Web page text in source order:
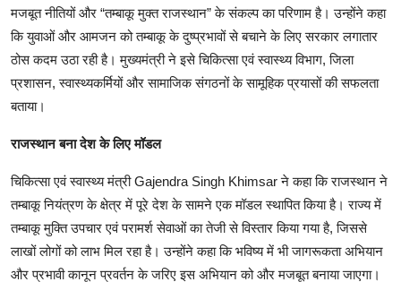
मजबूत नीतियों और “तम्बाकू मुक्त राजस्थान” के संकल्प का परिणाम है। उन्होंने कहा
कि युवाओं और आमजन को तम्बाकू के दुष्प्रभावों से बचाने के लिए सरकार लगातार
ठोस कदम उठा रही है। मुख्यमंत्री ने इसे चिकित्सा एवं स्वास्थ्य विभाग, जिला
प्रशासन, स्वास्थ्यकर्मियों और सामाजिक संगठनों के सामूहिक प्रयासों की सफलता
बताया।
राजस्थान बना देश के लिए मॉडल
चिकित्सा एवं स्वास्थ्य मंत्री Gajendra Singh Khimsar ने कहा कि राजस्थान ने
तम्बाकू नियंत्रण के क्षेत्र में पूरे देश के सामने एक मॉडल स्थापित किया है। राज्य में
तम्बाकू मुक्ति उपचार एवं परामर्श सेवाओं का तेजी से विस्तार किया गया है, जिससे
लाखों लोगों को लाभ मिल रहा है। उन्होंने कहा कि भविष्य में भी जागरूकता अभियान
और प्रभावी कानून प्रवर्तन के जरिए इस अभियान को और मजबूत बनाया जाएगा।